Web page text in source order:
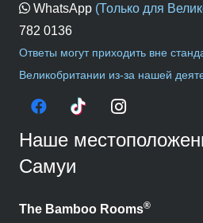
WhatsApp (Только для
782 0136
Ответы могут приходить вне
Великобритании из-за нашей
Наше
Самуи
The Bamboo Rooms®